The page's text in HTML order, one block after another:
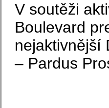
V soutěži
Boulevard
nejaktivnější
– Pardus